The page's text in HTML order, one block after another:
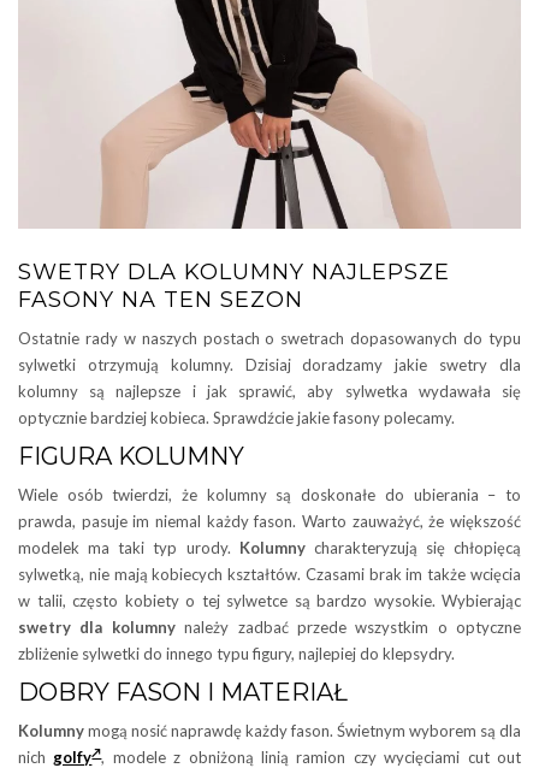
SWETRY DLA KOLUMNY NAJLEPSZE
FASONY NA TEN SEZON
Ostatnie rady w naszych postach o swetrach dopasowanych do typu
sylwetki otrzymują kolumny. Dzisiaj doradzamy jakie swetry dla
kolumny są najlepsze i jak sprawić, aby sylwetka wydawała się
optycznie bardziej kobieca. Sprawdźcie jakie fasony polecamy.
FIGURA KOLUMNY
Wiele osób twierdzi, że kolumny są doskonałe do ubierania – to
prawda, pasuje im niemal każdy fason. Warto zauważyć, że większość
modelek ma taki typ urody. Kolumnycharakteryzują się chłopięcą
sylwetką, nie mają kobiecych kształtów. Czasami brak im także wcięcia
w talii, często kobiety o tej sylwetce są bardzo wysokie. Wybierając
swetry dla kolumnynależy zadbać przede wszystkim o optyczne
zbliżenie sylwetki do innego typu figury, najlepiej do klepsydry.
DOBRY FASON I MATERIAŁ
Kolumnymogą nosić naprawdę każdy fason. Świetnym wyborem są dla
nich golfy , modele z obniżoną linią ramion czy wycięciami cut out